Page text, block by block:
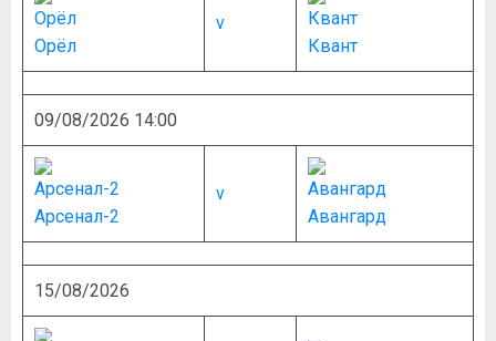
Орёл
v
Квант
09/08/2026 14:00
Арсенал-2
v
Авангард
15/08/2026